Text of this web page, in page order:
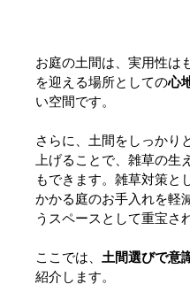
お庭の土間は、実用性は
を迎える場所としての心
い空間です。
さらに、土間をしっかり
上げることで、雑草の生
もできます。雑草対策と
かかる庭のお手入れを軽
うスペースとして重宝さ
ここでは、 土間選びで意
紹介します。